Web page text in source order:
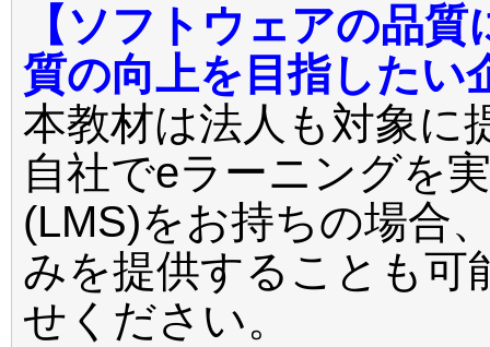
【ソフトウェアの品
質の向上を目指したい
本教材は法人も対象に
自社でeラーニングを
(LMS)をお持ちの場合
みを提供することも可
せください。